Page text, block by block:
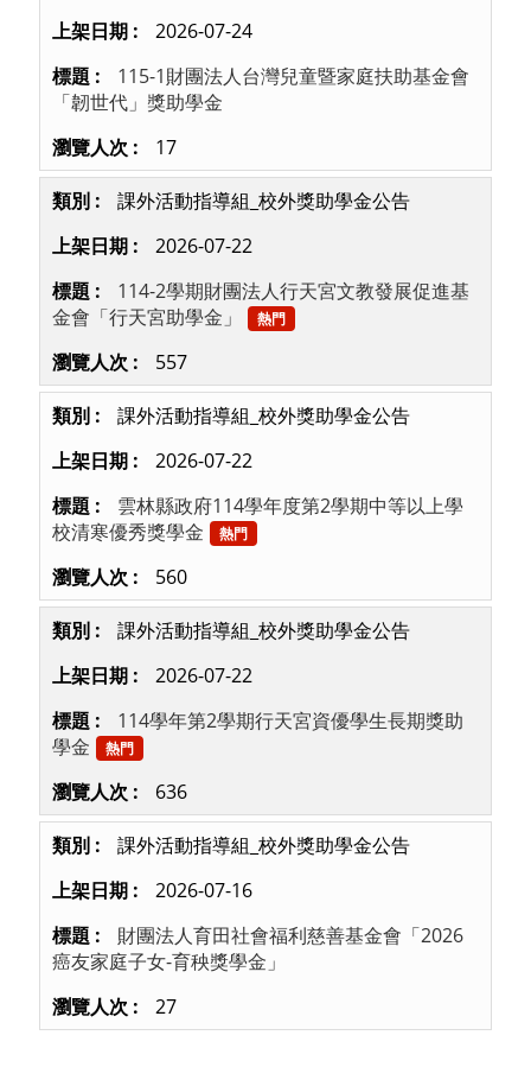
2026-07-24
115-1財團法人台灣兒童暨家庭扶助基金會
「韌世代」獎助學金
17
課外活動指導組_校外獎助學金公告
2026-07-22
114-2學期財團法人行天宮文教發展促進基
金會「行天宮助學金」
熱門
557
課外活動指導組_校外獎助學金公告
2026-07-22
雲林縣政府114學年度第2學期中等以上學
校清寒優秀獎學金
熱門
560
課外活動指導組_校外獎助學金公告
2026-07-22
114學年第2學期行天宮資優學生長期獎助
學金
熱門
636
課外活動指導組_校外獎助學金公告
2026-07-16
財團法人育田社會福利慈善基金會「2026
癌友家庭子女-育秧獎學金」
27